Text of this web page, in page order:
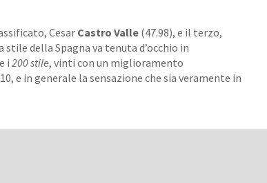
CesarCastro Valle (47.98), e il terzo,
stile della Spagna va tenuta d’occhio in
i200 stile, vinti con un miglioramento
e in generale la sensazione che sia veramente in